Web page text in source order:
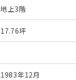
地上3階
17.76坪
1983年12月